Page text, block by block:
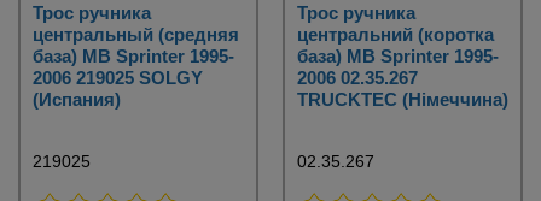
Трос ручника
центральный (средняя
база) MB Sprinter 1995-
2006 219025 SOLGY
(Испания)
219025
Трос ручника
центральний (коротка
база) MB Sprinter 1995-
2006 02.35.267
TRUCKTEC (Німеччина)
02.35.267